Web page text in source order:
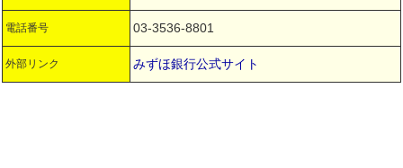
電話番号 03-3536-8801
外部リンク みずほ銀行公式サイト